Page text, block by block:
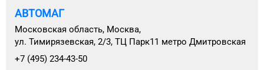
АВТОМАГ
Московская область, Москва,
ул. Тимирязевская, 2/3, ТЦ Парк11 метро Дмитровская
+7 (495) 234-43-50